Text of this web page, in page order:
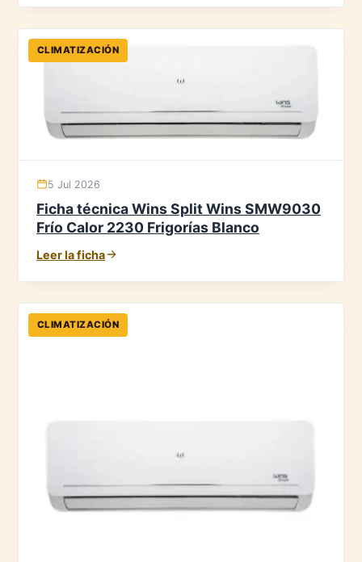
CLIMATIZACIÓN
5 Jul 2026
Ficha técnica Wins Split Wins SMW9030
Frío Calor 2230 Frigorías Blanco
Leer la ficha
CLIMATIZACIÓN